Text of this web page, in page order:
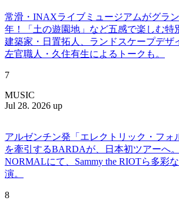
常滑・INAXライブミュージアムがグラ
年！「土の遊園地」など五感で楽しむ特
建築家・日置拓人、ランドスケープデザ
左官職人・久住有生によるトークも。
7
MUSIC
Jul 28. 2026 up
アルゼンチン発「エレクトリック・フォ
を牽引するBARDAが、日本初ツアーへ
NORMALにて、Sammy the RIOTら多彩
演。
8